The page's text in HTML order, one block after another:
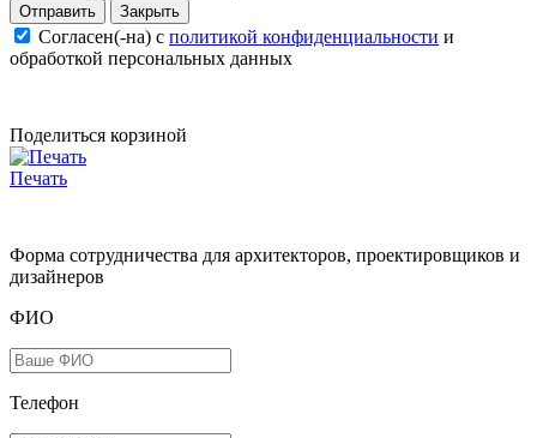
Закрыть
Согласен(-на) c политикой конфиденциальности и
обработкой персональных данных
Поделиться корзиной
Печать
Форма сотрудничества для архитекторов, проектировщиков и
дизайнеров
ФИО
Телефон